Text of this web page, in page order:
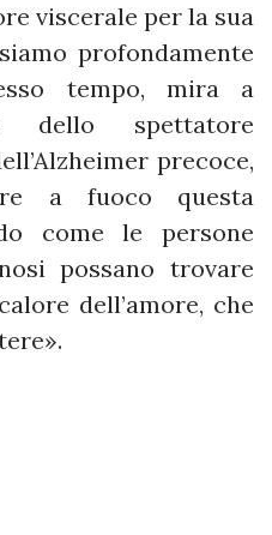
viscerale per la sua
profondamente
tempo, mira a
spettatore
precoce,
a fuoco questa
come le persone
possano trovare
dell’amore, che